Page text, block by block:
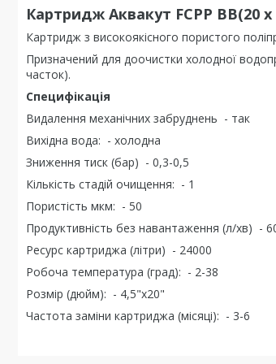
Картридж Аквакут FCPP BB(20
Картридж з високоякісного пористого
Призначений для доочистки холодної
часток).
Специфікація
Видалення механічних забруднень - так
Вихідна вода: - холодна
Зниження тиск (бар) - 0,3-0,5
Кількість стадій очищення: - 1
Пористість мкм: - 50
Продуктивність без навантаження (л/хв) -
Ресурс картриджа (літри) - 24000
Робоча температура (град): - 2-38
Розмір (дюйм): - 4,5"х20"
Частота заміни картриджа (місяці): - 3-6